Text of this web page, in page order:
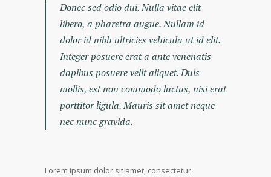
Donec sed odio dui. Nulla vitae elit
libero, a pharetra augue. Nullam id
dolor id nibh ultricies vehicula ut id elit.
Integer posuere erat a ante venenatis
dapibus posuere velit aliquet. Duis
mollis, est non commodo luctus, nisi erat
porttitor ligula. Mauris sit amet neque
nec nunc gravida.
Lorem ipsum dolor sit amet, consectetur